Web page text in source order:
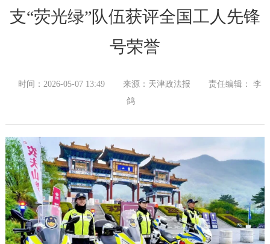
支“荧光绿”队伍获评全国工人先锋
号荣誉
时间：2026-05-07 13:49 来源：天津政法报
责任编辑： 李
鸽